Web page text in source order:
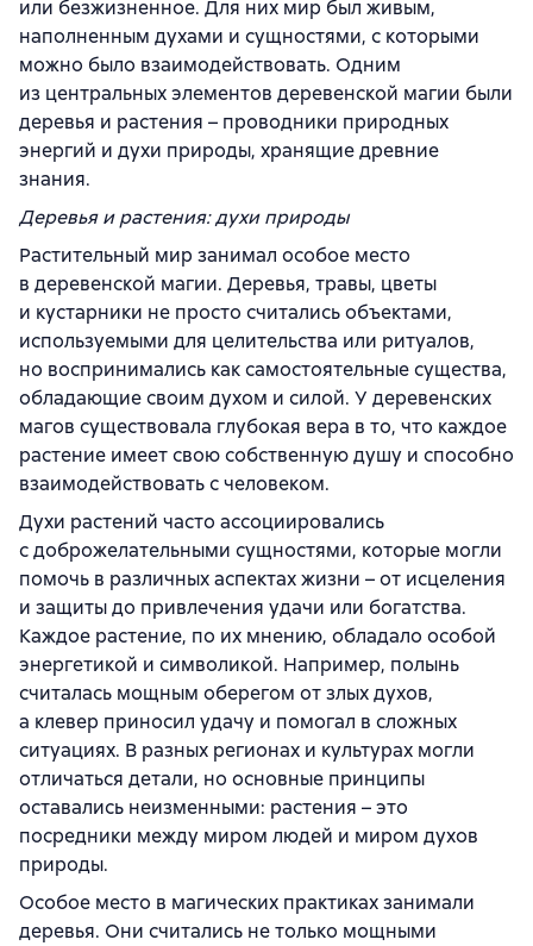
или безжизненное. Для них мир был живым,
наполненным духами и сущностями, с которыми
можно было взаимодействовать. Одним
из центральных элементов деревенской магии были
деревья и растения – проводники природных
энергий и духи природы, хранящие древние
знания.
Деревья и растения: духи природы
Растительный мир занимал особое место
в деревенской магии. Деревья, травы, цветы
и кустарники не просто считались объектами,
используемыми для целительства или ритуалов,
но воспринимались как самостоятельные существа,
обладающие своим духом и силой. У деревенских
магов существовала глубокая вера в то, что каждое
растение имеет свою собственную душу и способно
взаимодействовать с человеком.
Духи растений часто ассоциировались
с доброжелательными сущностями, которые могли
помочь в различных аспектах жизни – от исцеления
и защиты до привлечения удачи или богатства.
Каждое растение, по их мнению, обладало особой
энергетикой и символикой. Например, полынь
считалась мощным оберегом от злых духов,
а клевер приносил удачу и помогал в сложных
ситуациях. В разных регионах и культурах могли
отличаться детали, но основные принципы
оставались неизменными: растения – это
посредники между миром людей и миром духов
природы.
Особое место в магических практиках занимали
деревья. Они считались не только мощными